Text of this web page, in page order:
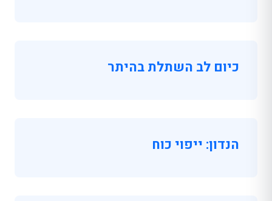
כיום לב השתלת בהיתר
הנדון: ייפוי כוח